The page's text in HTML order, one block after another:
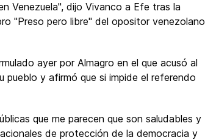
Venezuela", dijo Vivanco a Efe tras la
"Preso pero libre" del opositor venezolano
ayer por Almagro en el que acusó al
pueblo y afirmó que si impide el referendo
que me parecen que son saludables y
de protección de la democracia y